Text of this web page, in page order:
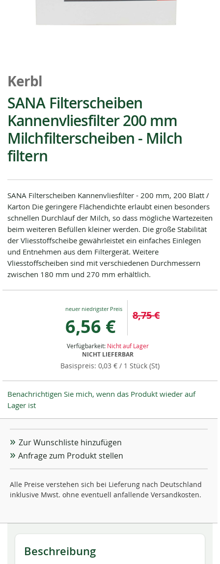
Anfang
der
Bildgalerie
springen
Kerbl
SANA Filterscheiben
Kannenvliesfilter 200 mm
Milchfilterscheiben - Milch
filtern
SANA Filterscheiben Kannenvliesfilter - 200 mm, 200 Blatt /
Karton Die geringere Flächendichte erlaubt einen besonders
schnellen Durchlauf der Milch, so dass mögliche Wartezeiten
beim weiteren Befüllen kleiner werden. Die große Stabilität
der Vliesstoffscheibe gewährleistet ein einfaches Einlegen
und Entnehmen aus dem Filtergerät. Weitere
Vliesstoffscheiben sind mit verschiedenen Durchmessern
zwischen 180 mm und 270 mm erhältlich.
Special
6,56 € 8,75 €
0,03 € / 1 Stück (St)
Verfügbarkeit: Nicht auf Lager
NICHT LIEFERBAR
Benachrichtigen Sie mich, wenn das Produkt wieder auf
Lager ist
Zur Wunschliste hinzufügen
Anfrage zum Produkt stellen
Alle Preise verstehen sich bei Lieferung nach Deutschland
inklusive Mwst. ohne eventuell anfallende Versandkosten.
Beschreibung